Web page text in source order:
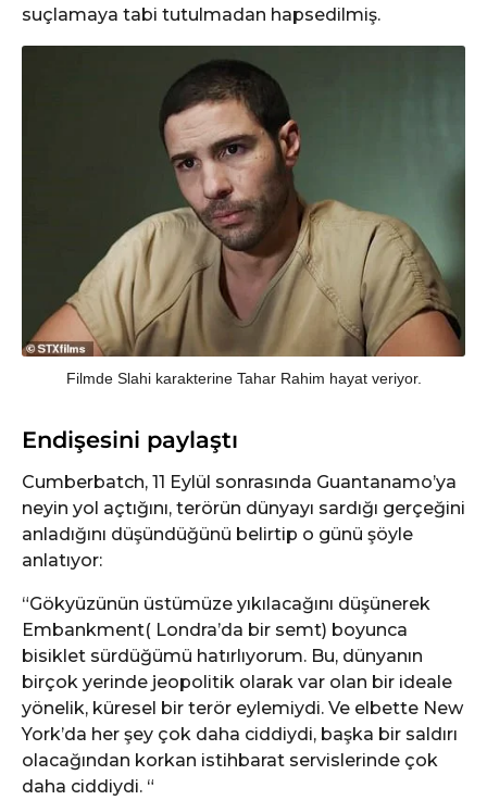
suçlamaya tabi tutulmadan hapsedilmiş.
Filmde Slahi karakterine Tahar Rahim hayat veriyor.
Endişesini paylaştı
Cumberbatch, 11 Eylül sonrasında Guantanamo’ya
neyin yol açtığını, terörün dünyayı sardığı gerçeğini
anladığını düşündüğünü belirtip o günü şöyle
anlatıyor:
“Gökyüzünün üstümüze yıkılacağını düşünerek
Embankment( Londra’da bir semt) boyunca
bisiklet sürdüğümü hatırlıyorum. Bu, dünyanın
birçok yerinde jeopolitik olarak var olan bir ideale
yönelik, küresel bir terör eylemiydi. Ve elbette New
York’da her şey çok daha ciddiydi, başka bir saldırı
olacağından korkan istihbarat servislerinde çok
daha ciddiydi. “